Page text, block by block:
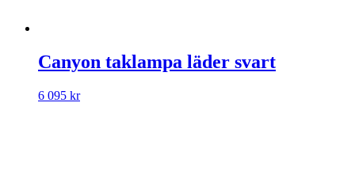
Canyon taklampa läder svart
6 095 kr